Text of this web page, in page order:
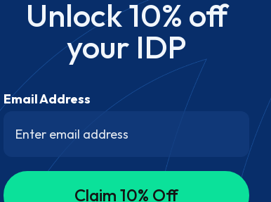
Unlock 10% off
your IDP
Email Address
Claim 10% Off